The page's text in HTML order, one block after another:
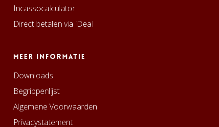
Incassocalculator
Direct betalen via iDeal
Meer informatie
Downloads
Begrippenlijst
Algemene Voorwaarden
Privacystatement